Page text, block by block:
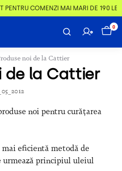
COMENZI MAI MARI DE 190 LEI
0
noi de la Cattier
de la Cattier
noi pentru curățarea
eficientă metodă de
urmează principiul uleiul